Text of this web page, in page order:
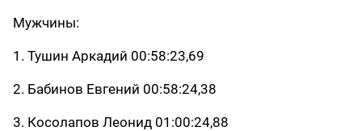
Мужчины:
1. Тушин Аркадий 00:58:23,69
2. Бабинов Евгений 00:58:24,38
3. Косолапов Леонид 01:00:24,88